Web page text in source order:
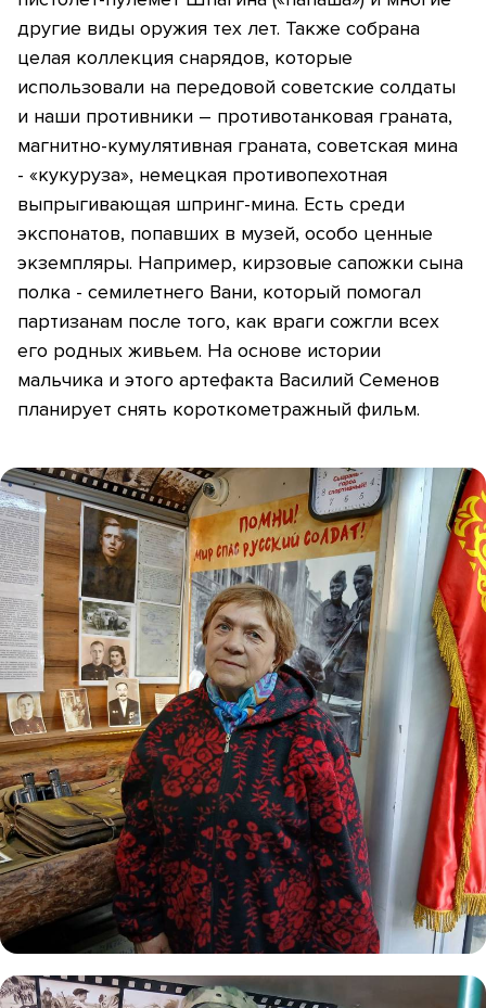
другие виды оружия тех лет. Также собрана
целая коллекция снарядов, которые
использовали на передовой советские солдаты
и наши противники – противотанковая граната,
магнитно-кумулятивная граната, советская мина
- «кукуруза», немецкая противопехотная
выпрыгивающая шпринг-мина. Есть среди
экспонатов, попавших в музей, особо ценные
экземпляры. Например, кирзовые сапожки сына
полка - семилетнего Вани, который помогал
партизанам после того, как враги сожгли всех
его родных живьем. На основе истории
мальчика и этого артефакта Василий Семенов
планирует снять короткометражный фильм.